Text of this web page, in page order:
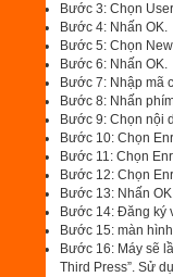
Bước 3: Chọn
Bước 4: Nhấn OK.
Bước 5: Chọn
Bước 6: Nhấn OK.
Bước 7: Nhập mã
Bước 8: Nhấn
Bước 9: Chọn nội
Bước 10: Chọn
Bước 11: Chọn
Bước 12: Chọn
Bước 13: Nhấn
Bước 14: Đăng ký
Bước 15: màn
Bước 16: Máy sẽ
Third Press”. Sử